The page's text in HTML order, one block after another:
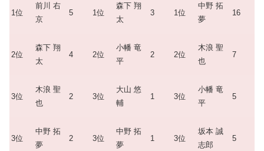
1位
前川 右
京
5 1位
森下 翔
太
3 1位
中野 拓
夢
16
2位
森下 翔
太
4 2位
小幡 竜
平
2 2位
木浪 聖
也
7
3位
木浪 聖
也
2 3位
大山 悠
輔
1 3位
小幡 竜
平
5
3位
中野 拓
夢
2 3位
中野 拓
夢
1 3位
坂本 誠
志郎
5